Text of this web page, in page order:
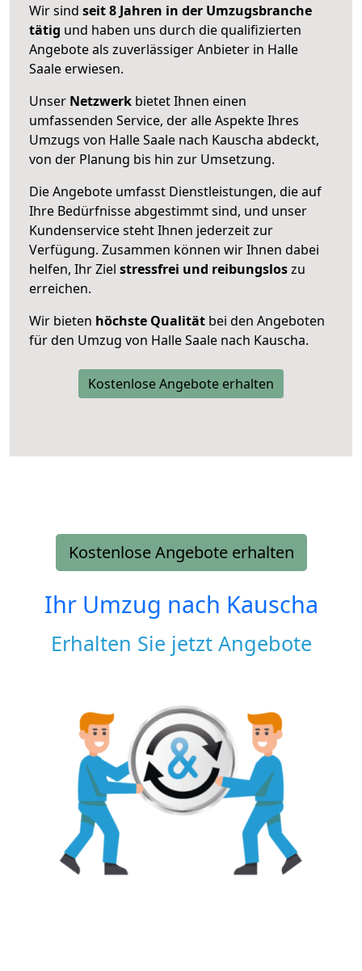
Wir sind seit 8 Jahren in der Umzugsbranche
tätig und haben uns durch die qualifizierten
Angebote als zuverlässiger Anbieter in Halle
Saale erwiesen.
Unser Netzwerk bietet Ihnen einen
umfassenden Service, der alle Aspekte Ihres
Umzugs von Halle Saale nach Kauscha abdeckt,
von der Planung bis hin zur Umsetzung.
Die Angebote umfasst Dienstleistungen, die auf
Ihre Bedürfnisse abgestimmt sind, und unser
Kundenservice steht Ihnen jederzeit zur
Verfügung. Zusammen können wir Ihnen dabei
helfen, Ihr Ziel stressfrei und reibungsloszu
erreichen.
Wir bieten höchste Qualität bei den Angeboten
für den Umzug von Halle Saale nach Kauscha.
Kostenlose Angebote erhalten
Kostenlose Angebote erhalten
Ihr Umzug nach Kauscha
Erhalten Sie jetzt Angebote